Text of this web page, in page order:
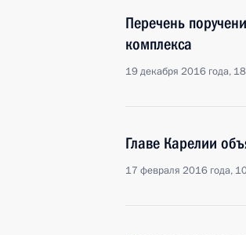
Перечень
комплекса
19 декабря 2016 года,
Главе Карелии
17 февраля 2016 года,